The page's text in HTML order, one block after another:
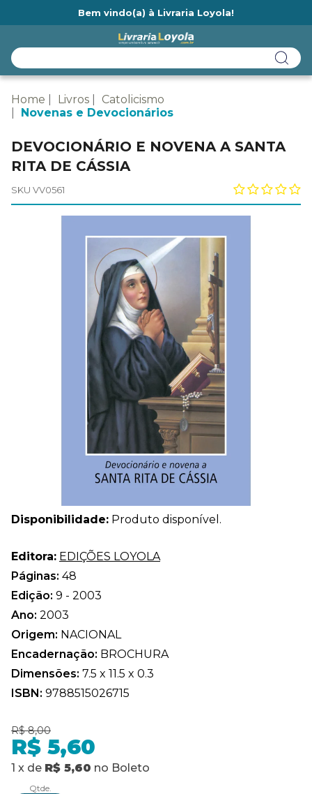
Bem vindo(a) à Livraria Loyola!
Home Livros
Catolicismo
Novenas e Devocionários
DEVOCIONÁRIO E NOVENA A SANTA
RITA DE CÁSSIA
SKU VV0561
Disponibilidade: Produto disponível.
Editora: EDIÇÕES LOYOLA
Páginas: 48
Edição: 9 - 2003
Ano: 2003
Origem: NACIONAL
Encadernação: BROCHURA
Dimensões: 7.5 x 11.5 x 0.3
ISBN: 9788515026715
R$ 8,00
R$ 5,60
1 x de R$ 5,60 no Boleto
Qtde.